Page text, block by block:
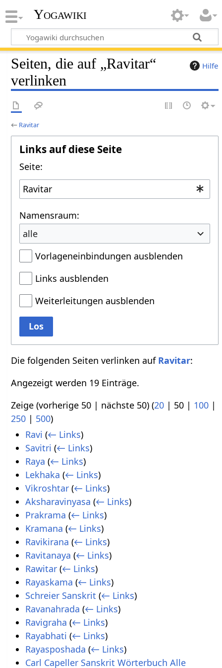
Yogawiki
Hilfe
Seiten, die auf „Ravitar“
verlinken
← Ravitar
Links auf diese Seite
Seite:
Namensraum:
alle
Vorlageneinbindungen ausblenden
Links ausblenden
Weiterleitungen ausblenden
Los
Die folgenden Seiten verlinken auf Ravitar:
Angezeigt werden 19 Einträge.
Zeige (vorherige 50 | nächste 50) (20 | 50 | 100 |
250 | 500)
Ravi (← Links)
Savitri (← Links)
Raya (← Links)
Lekhaka (← Links)
Vikroshtar (← Links)
Aksharavinyasa (← Links)
Prakrama (← Links)
Kramana (← Links)
Ravikirana (← Links)
Ravitanaya (← Links)
Rawitar (← Links)
Rayaskama (← Links)
Schreier Sanskrit (← Links)
Ravanahrada (← Links)
Ravigraha (← Links)
Rayabhati (← Links)
Rayasposhada (← Links)
Carl Capeller Sanskrit Wörterbuch Alle